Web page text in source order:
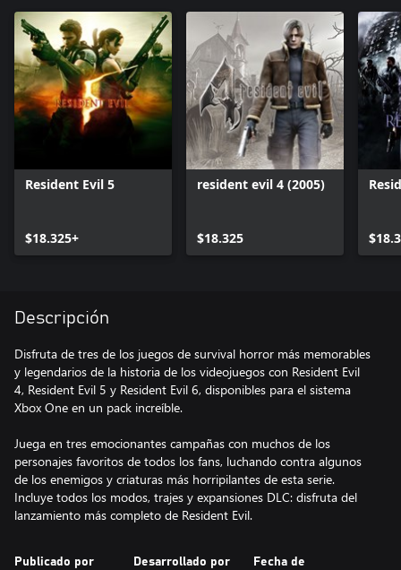
Resident Evil 5
$18.325+
resident evil 4 (2005)
$18.325
Descripción
Disfruta de tres de los juegos de survival horror más memorables
y legendarios de la historia de los videojuegos con Resident Evil
4, Resident Evil 5 y Resident Evil 6, disponibles para el sistema
Xbox One en un pack increíble.
Juega en tres emocionantes campañas con muchos de los
personajes favoritos de todos los fans, luchando contra algunos
de los enemigos y criaturas más horripilantes de esta serie.
Incluye todos los modos, trajes y expansiones DLC: disfruta del
lanzamiento más completo de Resident Evil.
Publicado por Desarrollado por
Fecha de